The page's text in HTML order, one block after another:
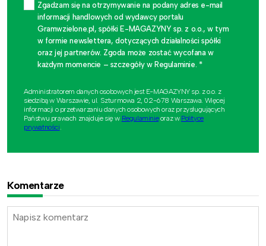
Zgadzam się na otrzymywanie na podany adres e-mail
informacji handlowych od wydawcy portalu
Gramwzielone.pl, spółki E-MAGAZYNY sp. z o.o., w tym
w formie newslettera, dotyczących działalności spółki
oraz jej partnerów. Zgoda może zostać wycofana w
każdym momencie – szczegóły w Regulaminie. *
Administratorem danych osobowych jest E-MAGAZYNY sp. z o.o. z
siedzibą w Warszawie, ul. Szturmowa 2, 02-678 Warszawa. Więcej
informacji o przetwarzaniu danych osobowych oraz przysługujących
Państwu prawach znajduje się w Regulaminieoraz w Polityce
prywatności.
Komentarze